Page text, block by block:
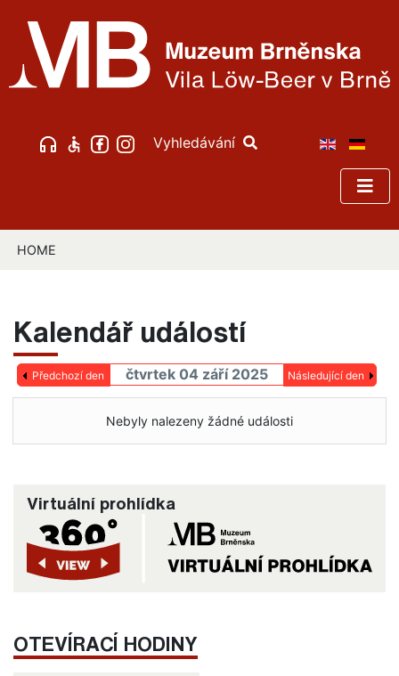
Vyhledávání
HOME
Kalendář událostí
Předchozí den čtvrtek 04 září 2025 Následující den
Nebyly nalezeny žádné události
Virtuální prohlídka
OTEVÍRACÍ HODINY